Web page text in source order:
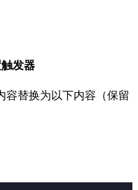
发器
容替换为以下内容（保留